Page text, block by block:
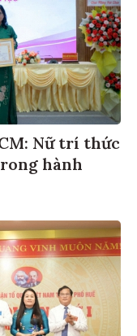
Nữ trí thức
hành